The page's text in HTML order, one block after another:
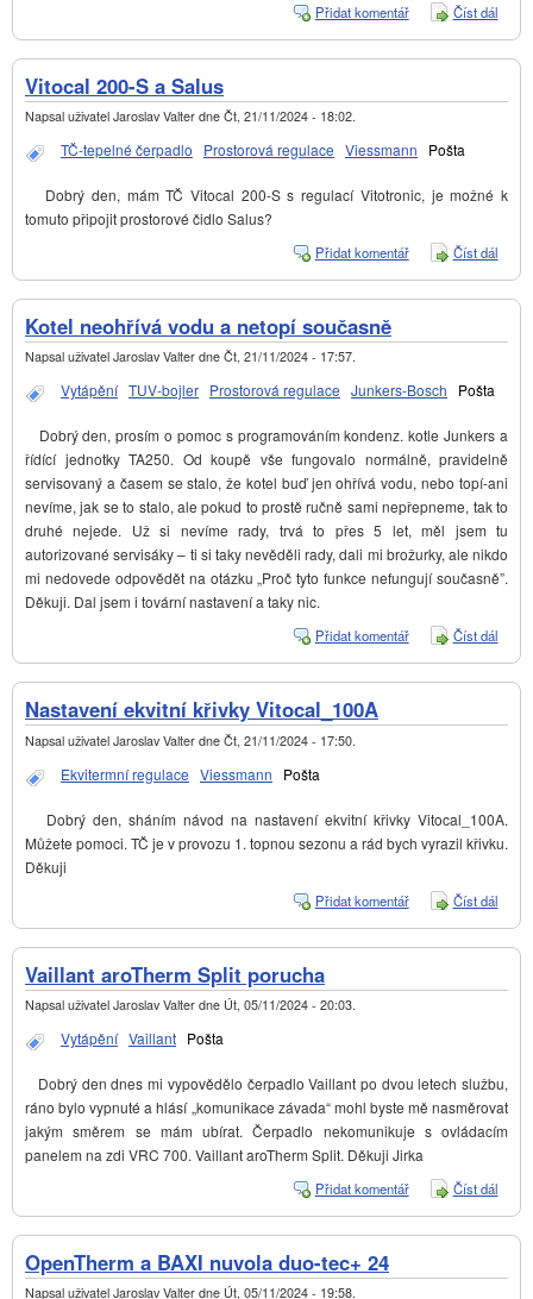
Číst dál
Přidat komentář
Vitocal 200-S a Salus
Napsal uživatel Jaroslav Valter dne Čt, 21/11/2024 - 18:02
TČ-tepelné čerpadlo Prostorová regulace Viessmann Pošta
Dobrý den, mám TČ Vitocal 200-S s regulací Vitotronic, je možné k
tomuto připojit prostorové čidlo Salus?
Číst dál
200-S
Salus
Přidat komentář
Kotel neohřívá vodu a netopí současně
Napsal uživatel Jaroslav Valter dne Čt, 21/11/2024 - 17:57.
Vytápění TUV-bojler Prostorová regulace Junkers-Bosch Pošta
Dobrý den, prosím o pomoc s programováním kondenz. kotle Junkers a
řídící jednotky TA250. Od koupě vše fungovalo normálně, pravidelně
servisovaný a časem se stalo, že kotel buď jen ohřívá vodu, nebo topí-ani
nevíme, jak se to stalo, ale pokud to prostě ručně sami nepřepneme, tak to
druhé nejede. Už si nevíme rady, trvá to přes 5 let, měl jsem tu
autorizované servisáky – ti si taky nevěděli rady, dali mi brožurky, ale nikdo
mi nedovede odpovědět na otázku „Proč tyto funkce nefungují současně”.
Děkuji. Dal jsem i tovární nastavení a taky nic.
Číst dál
netopí
Přidat komentář
Nastavení ekvitní křivky Vitocal_100A
Napsal uživatel Jaroslav Valter dne Čt, 21/11/2024 - 17:50
Ekvitermní regulace Viessmann Pošta
Dobrý den, sháním návod na nastavení ekvitní křivky Vitocal_100A.
Můžete pomoci. TČ je v provozu 1. topnou sezonu a rád bych vyrazil křivku.
Děkuji
Číst dál
Přidat komentář
Vaillant aroTherm Split porucha
Napsal uživatel Jaroslav Valter dne Út, 05/11/2024 - 20:03
Vytápění Vaillant Pošta
Dobrý den dnes mi vypovědělo čerpadlo Vaillant po dvou letech službu,
ráno bylo vypnuté a hlásí „komunikace závada“ mohl byste mě nasměrovat
jakým směrem se mám ubírat. Čerpadlo nekomunikuje s ovládacím
panelem na zdi VRC 700. Vaillant aroTherm Split. Děkuji Jirka
Číst dál
Přidat komentář
OpenTherm a BAXI nuvola duo-tec+ 24
Napsal uživatel Jaroslav Valter dne Út, 05/11/2024 - 19:58.